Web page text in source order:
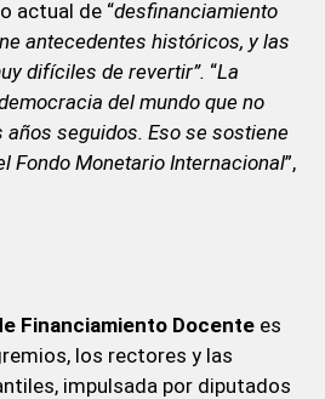
actual de “desfinanciamiento
antecedentes históricos, y las
difíciles de revertir”. “La
del mundo que no
seguidos. Eso se sostiene
Fondo Monetario Internacional”,
Financiamiento Docentees
los rectores y las
impulsada por diputados